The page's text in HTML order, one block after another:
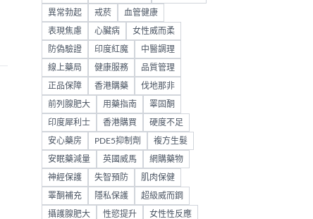
異常勃起 戒菸 血管健康
表現焦慮 心臟病 女性威而柔
防偽驗證 印度紅魔 中醫調理
線上藥局 健康服務 品質管理
正品保障 香港購藥 伐地那非
前列腺肥大 用藥指南 睪固酮
印度犀利士 香港購買 硬度不足
安心藥房 PDE5抑制劑 複方生髮
安眠藥減量 英國威馬 網購藥物
神經保護 失智預防 肌肉保健
睪酮補充 隱私保護 超級威而鋼
攝護腺肥大 性慾提升 女性性反應